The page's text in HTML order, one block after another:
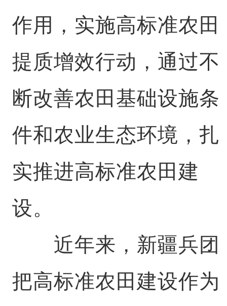
作用，实施高标准农田
提质增效行动，通过不
断改善农田基础设施条
件和农业生态环境，扎
实推进高标准农田建
设。
近年来，新疆兵团
把高标准农田建设作为